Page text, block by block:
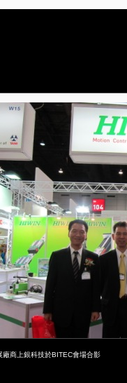
商上銀科技於BITEC會場合影